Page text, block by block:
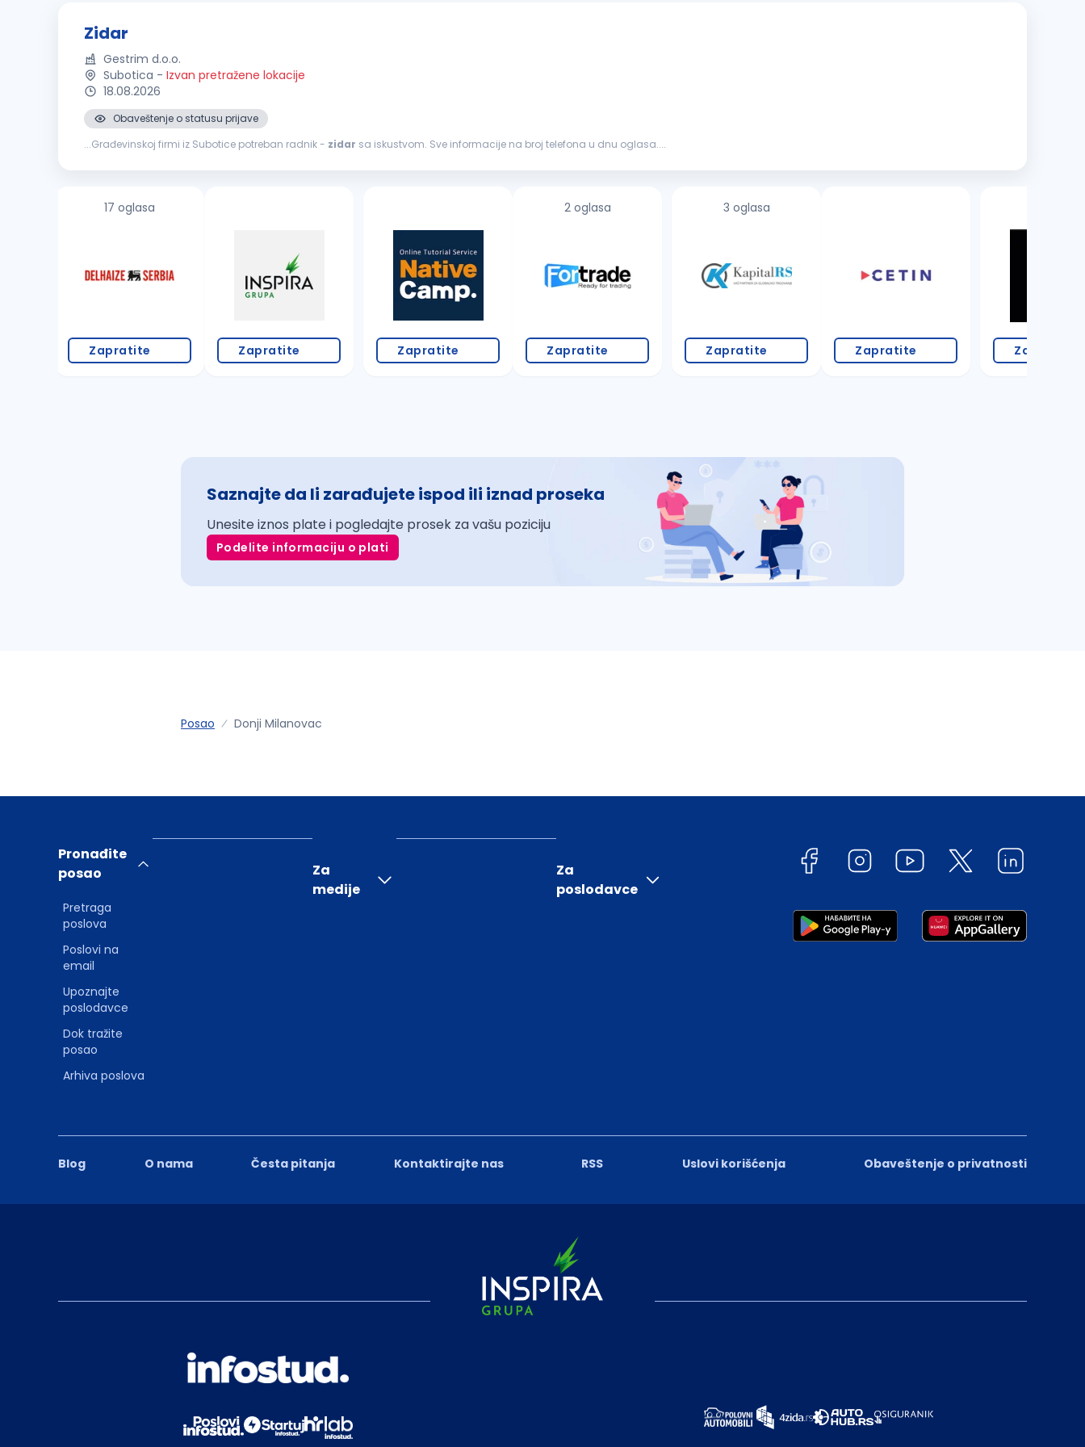
Zidar
Gestrim d.o.o.
Subotica - Izvan pretražene lokacije
18.08.2026
Obaveštenje o statusu prijave
...Građevinskoj firmi iz Subotice potreban radnik - zidar sa iskustvom. Sve informacije na broj telefona u dnu oglasa....
17 oglasa
Zapratite Zapratite Zapratite
2 oglasa
Zapratite
3 oglasa
Zapratite Zapratite Zapratite
Saznajte da li zarađujete ispod ili iznad proseka
Unesite iznos plate i pogledajte prosek za vašu poziciju
Podelite informaciju o plati
Posao Donji Milanovac
Blog O nama Česta pitanja Kontaktirajte nas RSS Uslovi korišćenja Obaveštenje o privatnosti
Pronađite
posao
Pretraga
poslova
Poslovi na
email
Upoznajte
poslodavce
Dok tražite
posao
Arhiva poslova
Za
medije
Za
poslodavce